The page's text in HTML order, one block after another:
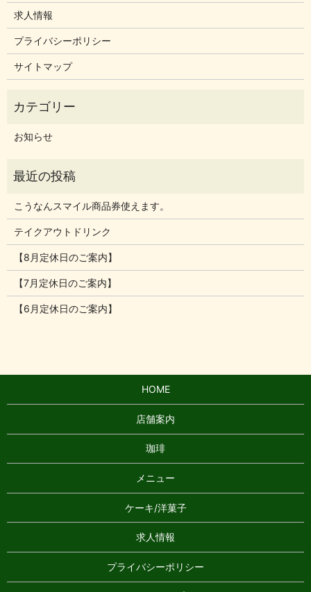
求人情報
プライバシーポリシー
サイトマップ
お知らせ
こうなんスマイル商品券使えます。
テイクアウトドリンク
【8月定休日のご案内】
【7月定休日のご案内】
【6月定休日のご案内】
HOME
店舗案内
珈琲
メニュー
ケーキ/洋菓子
求人情報
プライバシーポリシー